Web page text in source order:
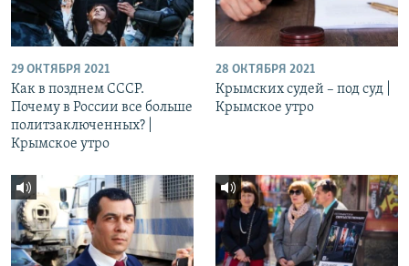
29 ОКТЯБРЯ 2021
Как в позднем СССР.
Почему в России все больше
политзаключенных? |
Крымское утро
28 ОКТЯБРЯ 2021
Крымских судей – под суд |
Крымское утро